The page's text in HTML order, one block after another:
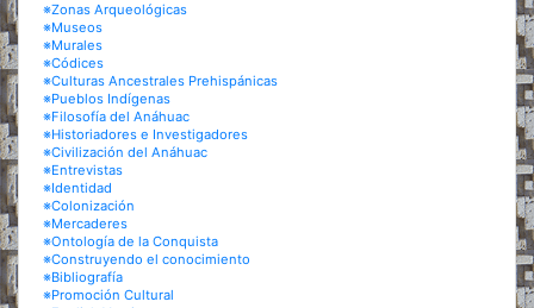
※Zonas Arqueológicas
※Museos
※Murales
※Códices
※Culturas Ancestrales Prehispánicas
※Pueblos Indígenas
※Filosofía del Anáhuac
※Historiadores e Investigadores
※Civilización del Anáhuac
※Entrevistas
※Identidad
※Colonización
※Mercaderes
※Ontología de la Conquista
※Construyendo el conocimiento
※Bibliografía
※Promoción Cultural